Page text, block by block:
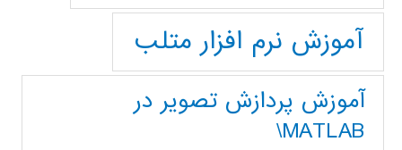
آموزش نرم افزار متلب
آموزش پردازش تصوير در
MATLAB\